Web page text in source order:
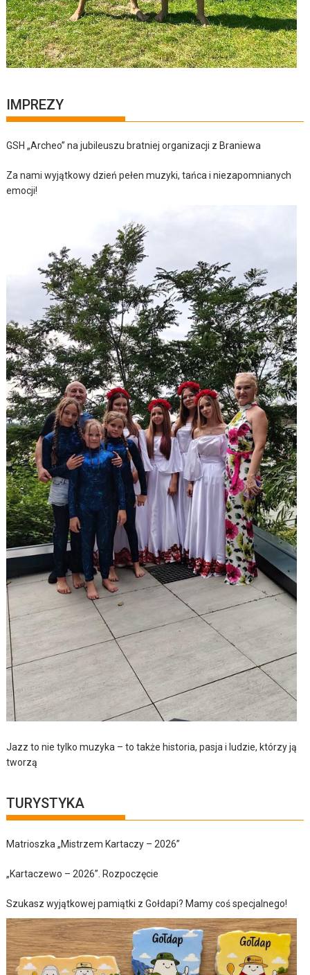
IMPREZY
GSH „Archeo” na jubileuszu bratniej organizacji z Braniewa
Za nami wyjątkowy dzień pełen muzyki, tańca i niezapomnianych
emocji!
Jazz to nie tylko muzyka – to także historia, pasja i ludzie, którzy ją
tworzą
TURYSTYKA
Matrioszka „Mistrzem Kartaczy – 2026”
„Kartaczewo – 2026”. Rozpoczęcie
Szukasz wyjątkowej pamiątki z Gołdapi? Mamy coś specjalnego!